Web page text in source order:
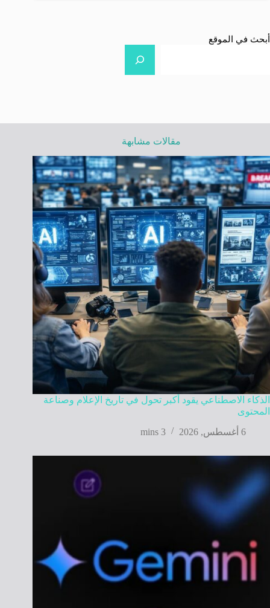
أبحث في الموقع
مقالات مشابهة
الذكاء الاصطناعي يقود أكبر تحول في تاريخ الإعلام وصناعة
المحتوى
6 أغسطس, 2026
3 mins